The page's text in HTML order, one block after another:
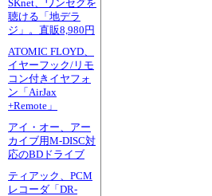
SKnet、ワンセグを
聴ける「地デラ
ジ」。直販8,980円
ATOMIC FLOYD、
イヤーフック/リモ
コン付きイヤフォ
ン「AirJax
+Remote」
アイ・オー、アー
カイブ用M-DISC対
応のBDドライブ
ティアック、PCM
レコーダ「DR-